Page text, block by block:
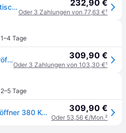
VEVOR Elektrischer automatischer Türöffner, 380 kg Tragkraft, Einzelschwingtüröffner, 5,5 m Länge, 16 mm/s Geschwindigkeit, 80 W, mit Fernbedienung, Türantrieb für Garage schließt Kettenglied 232,90 €
Oder 3 Zahlungen von 77,63 €¹
1–4 Tage
VEVOR Doppel-Schwenktoröffner Garagentorantrieb 380 kg Tragkraft 5,5 m Länge 309,90 €
Oder 3 Zahlungen von 103,30 €¹
2–5 Tage
Vevor Linearantrieb Drehtüröffner 380 Kg Mit Fernbedienung 5,5 M Länge 309,90 €
Oder 53,56 €/Mon.²